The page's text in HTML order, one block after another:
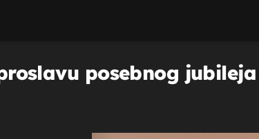
posebnog